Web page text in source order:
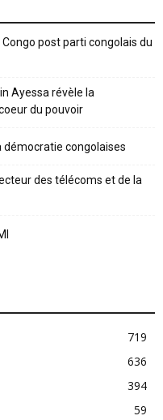
post parti congolais du
Ayessa révèle la
du pouvoir
démocratie congolaises
des télécoms et de la
719
636
394
59